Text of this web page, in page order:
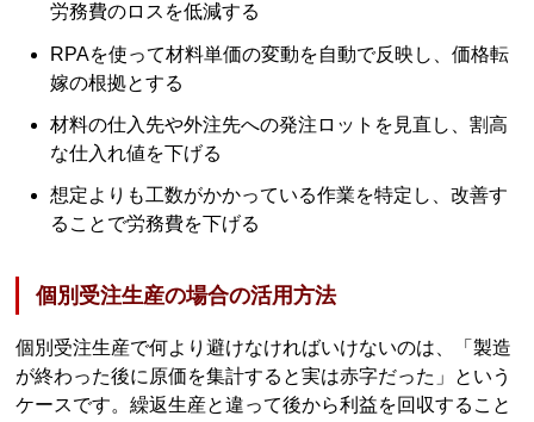
労務費のロスを低減する
RPAを使って材料単価の変動を自動で反映し、価格転
嫁の根拠とする
材料の仕入先や外注先への発注ロットを見直し、割高
な仕入れ値を下げる
想定よりも工数がかかっている作業を特定し、改善す
ることで労務費を下げる
個別受注生産の場合の活用方法
個別受注生産で何より避けなければいけないのは、「製造
が終わった後に原価を集計すると実は赤字だった」という
ケースです。繰返生産と違って後から利益を回収すること